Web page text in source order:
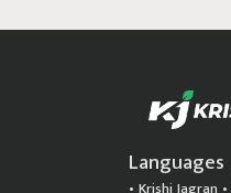
Languages